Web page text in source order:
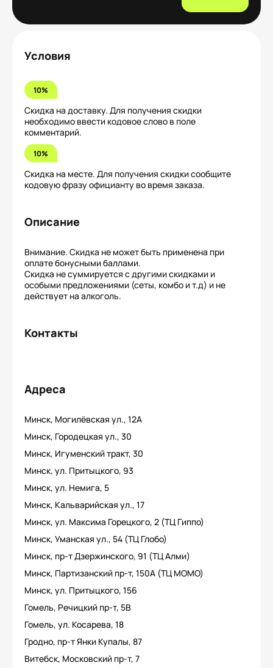
Условия
10%
Скидка на доставку. Для получения скидки
необходимо ввести кодовое слово в поле
комментарий.
10%
Скидка на месте. Для получения скидки сообщите
кодовую фразу официанту во время заказа.
Описание
Внимание. Скидка не может быть применена при
оплате бонусными баллами.
Скидка не суммируется с другими скидками и
особыми предложениями (сеты, комбо и т.д) и не
действует на алкоголь.
Контакты
Адреса
Минск, Могилёвская ул., 12А
Минск, Городецкая ул., 30
Минск, Игуменский тракт, 30
Минск, ул. Притыцкого, 93
Минск, ул. Немига, 5
Минск, Кальварийская ул., 17
Минск, ул. Максима Горецкого, 2 (ТЦ Гиппо)
Минск, Уманская ул., 54 (ТЦ Глобо)
Минск, пр-т Дзержинского, 91 (ТЦ Алми)
Минск, Партизанский пр-т, 150А (ТЦ МОМО)
Минск, ул. Притыцкого, 156
Гомель, Речицкий пр-т, 5В
Гомель, ул. Косарева, 18
Гродно, пр-т Янки Купалы, 87
Витебск, Московский пр-т, 7